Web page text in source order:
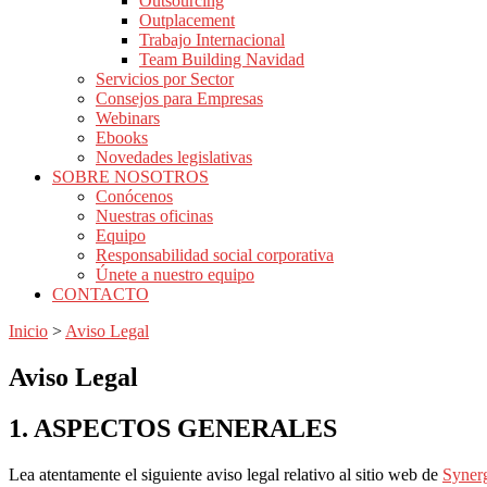
Outplacement
Trabajo Internacional
Team Building Navidad
Servicios por Sector
Consejos para Empresas
Webinars
Ebooks
Novedades legislativas
SOBRE NOSOTROS
Conócenos
Nuestras oficinas
Equipo
Responsabilidad social corporativa
Únete a nuestro equipo
CONTACTO
Inicio > Aviso Legal
Aviso Legal
1. ASPECTOS GENERALES
Lea atentamente el siguiente aviso legal relativo al sitio web de